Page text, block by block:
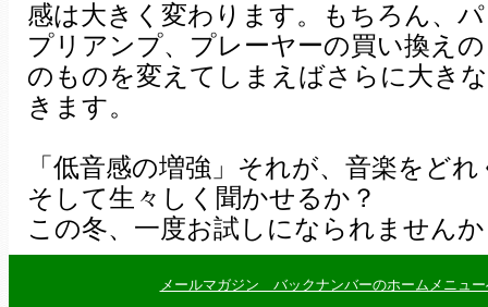
感は大きく変わります。もちろん、
プリアンプ、プレーヤーの買い換え
のものを変えてしまえばさらに大き
きます。
「低音感の増強」それが、音楽をど
そして生々しく聞かせるか？
この冬、一度お試しになられません
メールマガジン バックナンバーのホームメニュー